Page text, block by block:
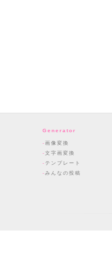
Generator
画像変換
文字画変換
テンプレート
みんなの投稿